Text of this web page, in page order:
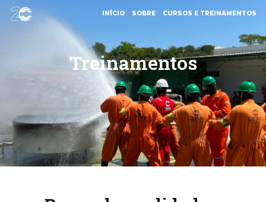
INÍCIO SOBRE CURSOS E TREINAMENTOS
Treinamentos